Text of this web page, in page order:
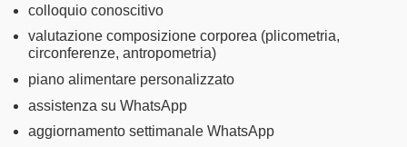
colloquio conoscitivo
valutazione composizione corporea (plicometria,
circonferenze, antropometria)
piano alimentare personalizzato
assistenza su WhatsApp
aggiornamento settimanale WhatsApp